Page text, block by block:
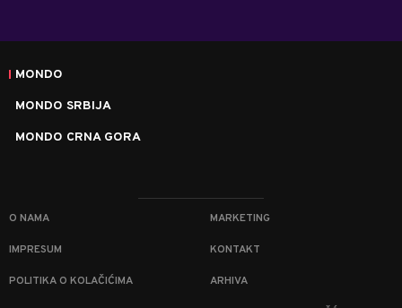
MONDO
MONDO SRBIJA
MONDO CRNA GORA
O NAMA MARKETING
IMPRESUM KONTAKT
POLITIKA O KOLAČIĆIMA ARHIVA